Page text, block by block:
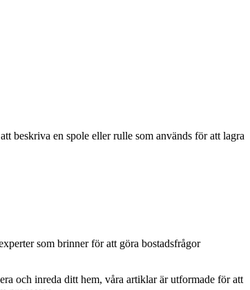
beskriva en spole eller rulle som används för att lagra
som brinner för att göra bostadsfrågor
och inreda ditt hem, våra artiklar är utformade för att